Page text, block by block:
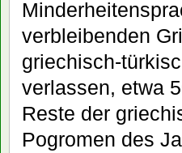
verbleibenden
griechisch-
verlassen, etwa
Reste der
Pogromen des